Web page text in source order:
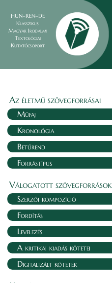
HUN–REN–DE
Klasszikus
Magyar Irodalmi
Textológiai
Kutatócsoport
Az életmű szövegforrásai
Műfaj
Kronológia
Betűrend
Forrástípus
Válogatott szövegforrások
Szerzői kompozíció
Fordítás
Levelezés
A kritikai kiadás kötetei
Digitalizált kötetek